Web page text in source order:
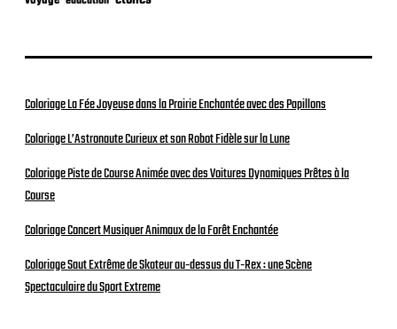
Coloriage La Fée Joyeuse dans la Prairie Enchantée avec des Papillons
Coloriage L’Astronaute Curieux et son Robot Fidèle sur la Lune
Coloriage Piste de Course Animée avec des Voitures Dynamiques Prêtes à la
Course
Coloriage Concert Musiquer Animaux de la Forêt Enchantée
Coloriage Saut Extrême de Skateur au-dessus du T-Rex : une Scène
Spectaculaire du Sport Extreme